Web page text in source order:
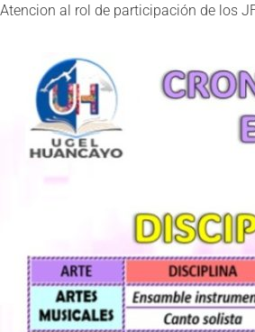
Atencion al rol de participación de los